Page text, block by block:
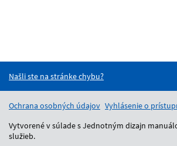
Našli ste na stránke chybu?
Ochrana osobných údajov Vyhlásenie o
Vytvorené v súlade s Jednotným dizajn
služieb.